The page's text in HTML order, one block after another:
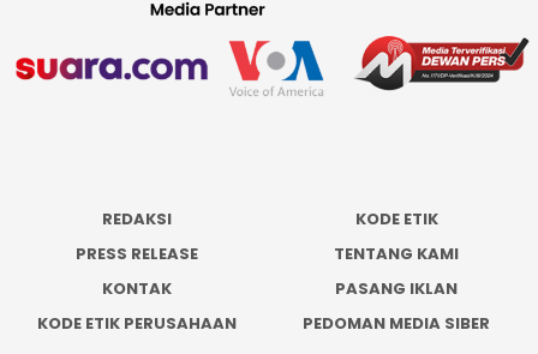
REDAKSI
KODE ETIK
PRESS RELEASE
TENTANG KAMI
KONTAK
PASANG IKLAN
KODE ETIK PERUSAHAAN
PEDOMAN MEDIA SIBER